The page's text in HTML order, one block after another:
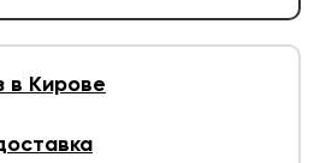
в Кирове